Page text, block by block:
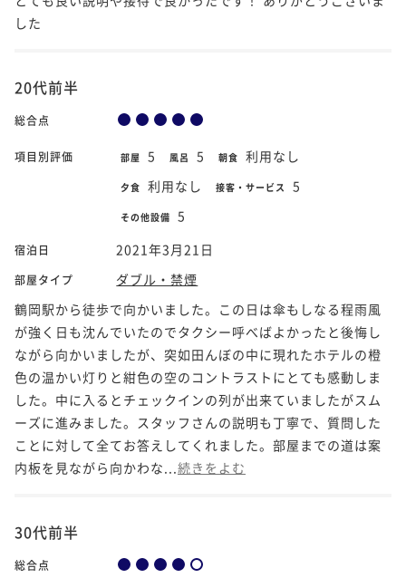
した
20代前半
総合点
項目別評価 部屋 5 風呂 5 朝食 利用なし
夕食 利用なし 接客・サービス 5
その他設備 5
宿泊日 2021年3月21日
部屋タイプ
ダブル・禁煙
鶴岡駅から徒歩で向かいました。この日は傘もしなる程雨風
が強く日も沈んでいたのでタクシー呼べばよかったと後悔し
ながら向かいましたが、突如田んぼの中に現れたホテルの橙
色の温かい灯りと紺色の空のコントラストにとても感動しま
した。中に入るとチェックインの列が出来ていましたがスム
ーズに進みました。スタッフさんの説明も丁寧で、質問した
ことに対して全てお答えしてくれました。部屋までの道は案
内板を見ながら向かわな... 続きをよむ
30代前半
総合点